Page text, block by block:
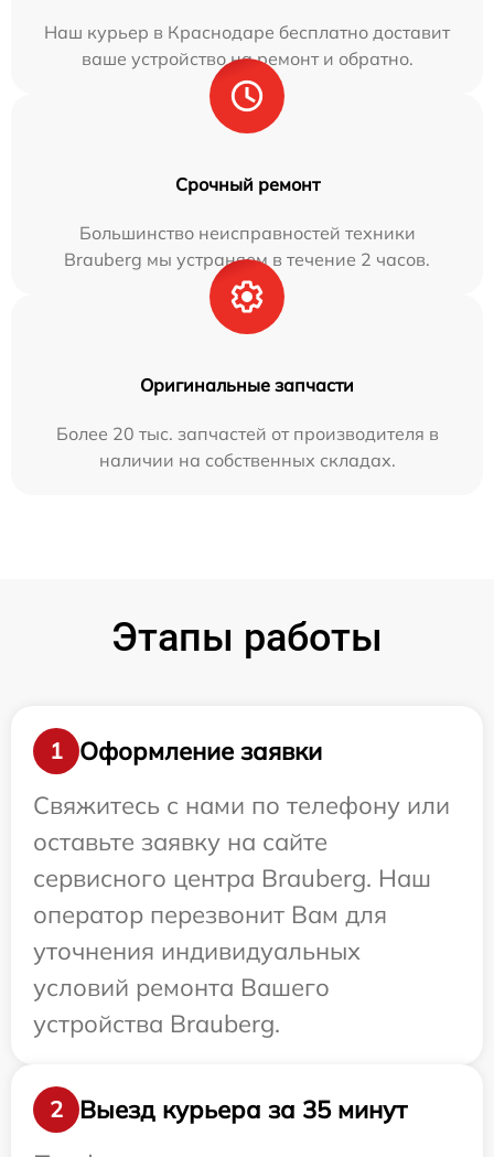
Наш курьер в Краснодаре бесплатно доставит
ваше устройство на ремонт и обратно.
Срочный ремонт
Большинство неисправностей техники
Brauberg мы устраняем в течение 2 часов.
Оригинальные запчасти
Более 20 тыс. запчастей от производителя в
наличии на собственных складах.
Этапы работы
1
Оформление заявки
Свяжитесь с нами по телефону или
оставьте заявку на сайте
сервисного центра Brauberg. Наш
оператор перезвонит Вам для
уточнения индивидуальных
условий ремонта Вашего
устройства Brauberg.
2
Выезд курьера за 35 минут